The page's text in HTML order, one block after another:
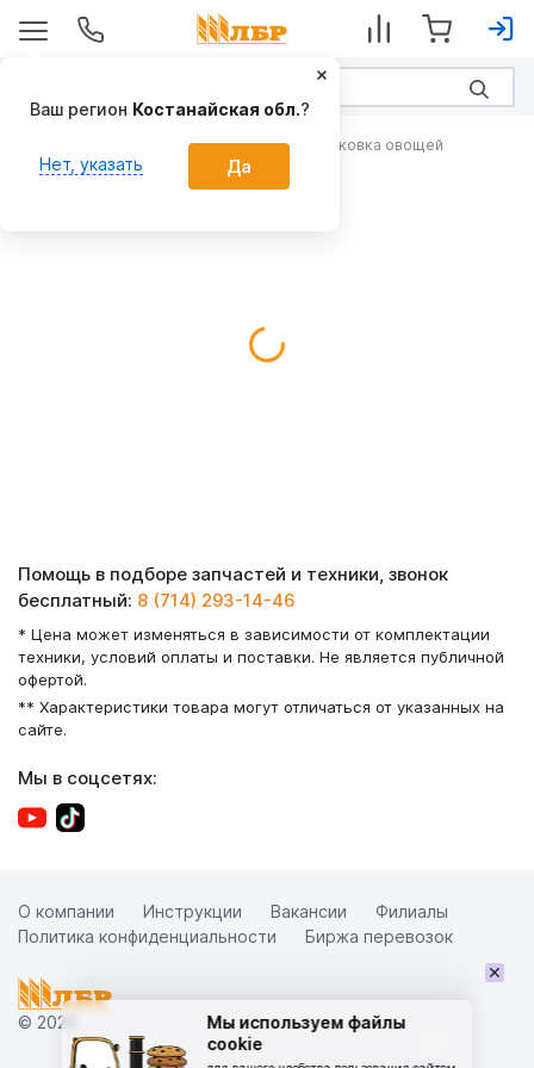
Складская обработка, сортировка и упаковка овощей
Мы используем файлы
cookie
Помощь в подборе запчастей и техники, звонок
бесплатный: 8 (714) 293-14-46
* Цена может изменяться в зависимости от комплектации
техники, условий оплаты и поставки. Не является публичной
офертой.
** Характеристики товара могут отличаться от указанных на
сайте.
Мы в соцсетях:
© 2026
О компании Инструкции Вакансии
Филиалы
Политика конфиденциальности
Биржа перевозок
×
Ваш регион Костанайская обл.?
Нет, указать Да